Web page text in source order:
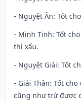
- Nguyệt Ân: Tốt
- Minh Tinh: Tốt
thì xấu.
- Nguyệt Giải: Tốt
- Giải Thần: Tốt
cũng như trừ được